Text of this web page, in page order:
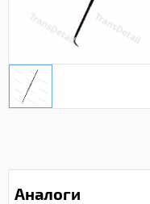
Аналоги